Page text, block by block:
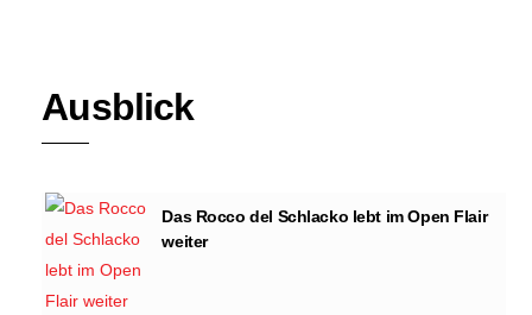
Ausblick
Das Rocco del Schlacko lebt im Open Flair
weiter